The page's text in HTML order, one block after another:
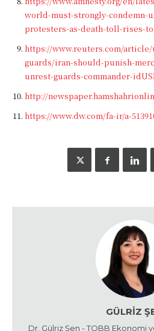
world-must-strongly-condemn-
protesters-as-death-toll-rises-
https://www.reuters.com/
guards/iran-should-punish-
unrest-guards-commander-
http://
https://www.dw.com/fa-ir/a-
GÜLRIZ
Dr. Gülriz Şen - TOBB Ekonomi